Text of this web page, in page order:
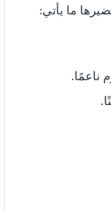
ما يأتي:
ناعمًا.